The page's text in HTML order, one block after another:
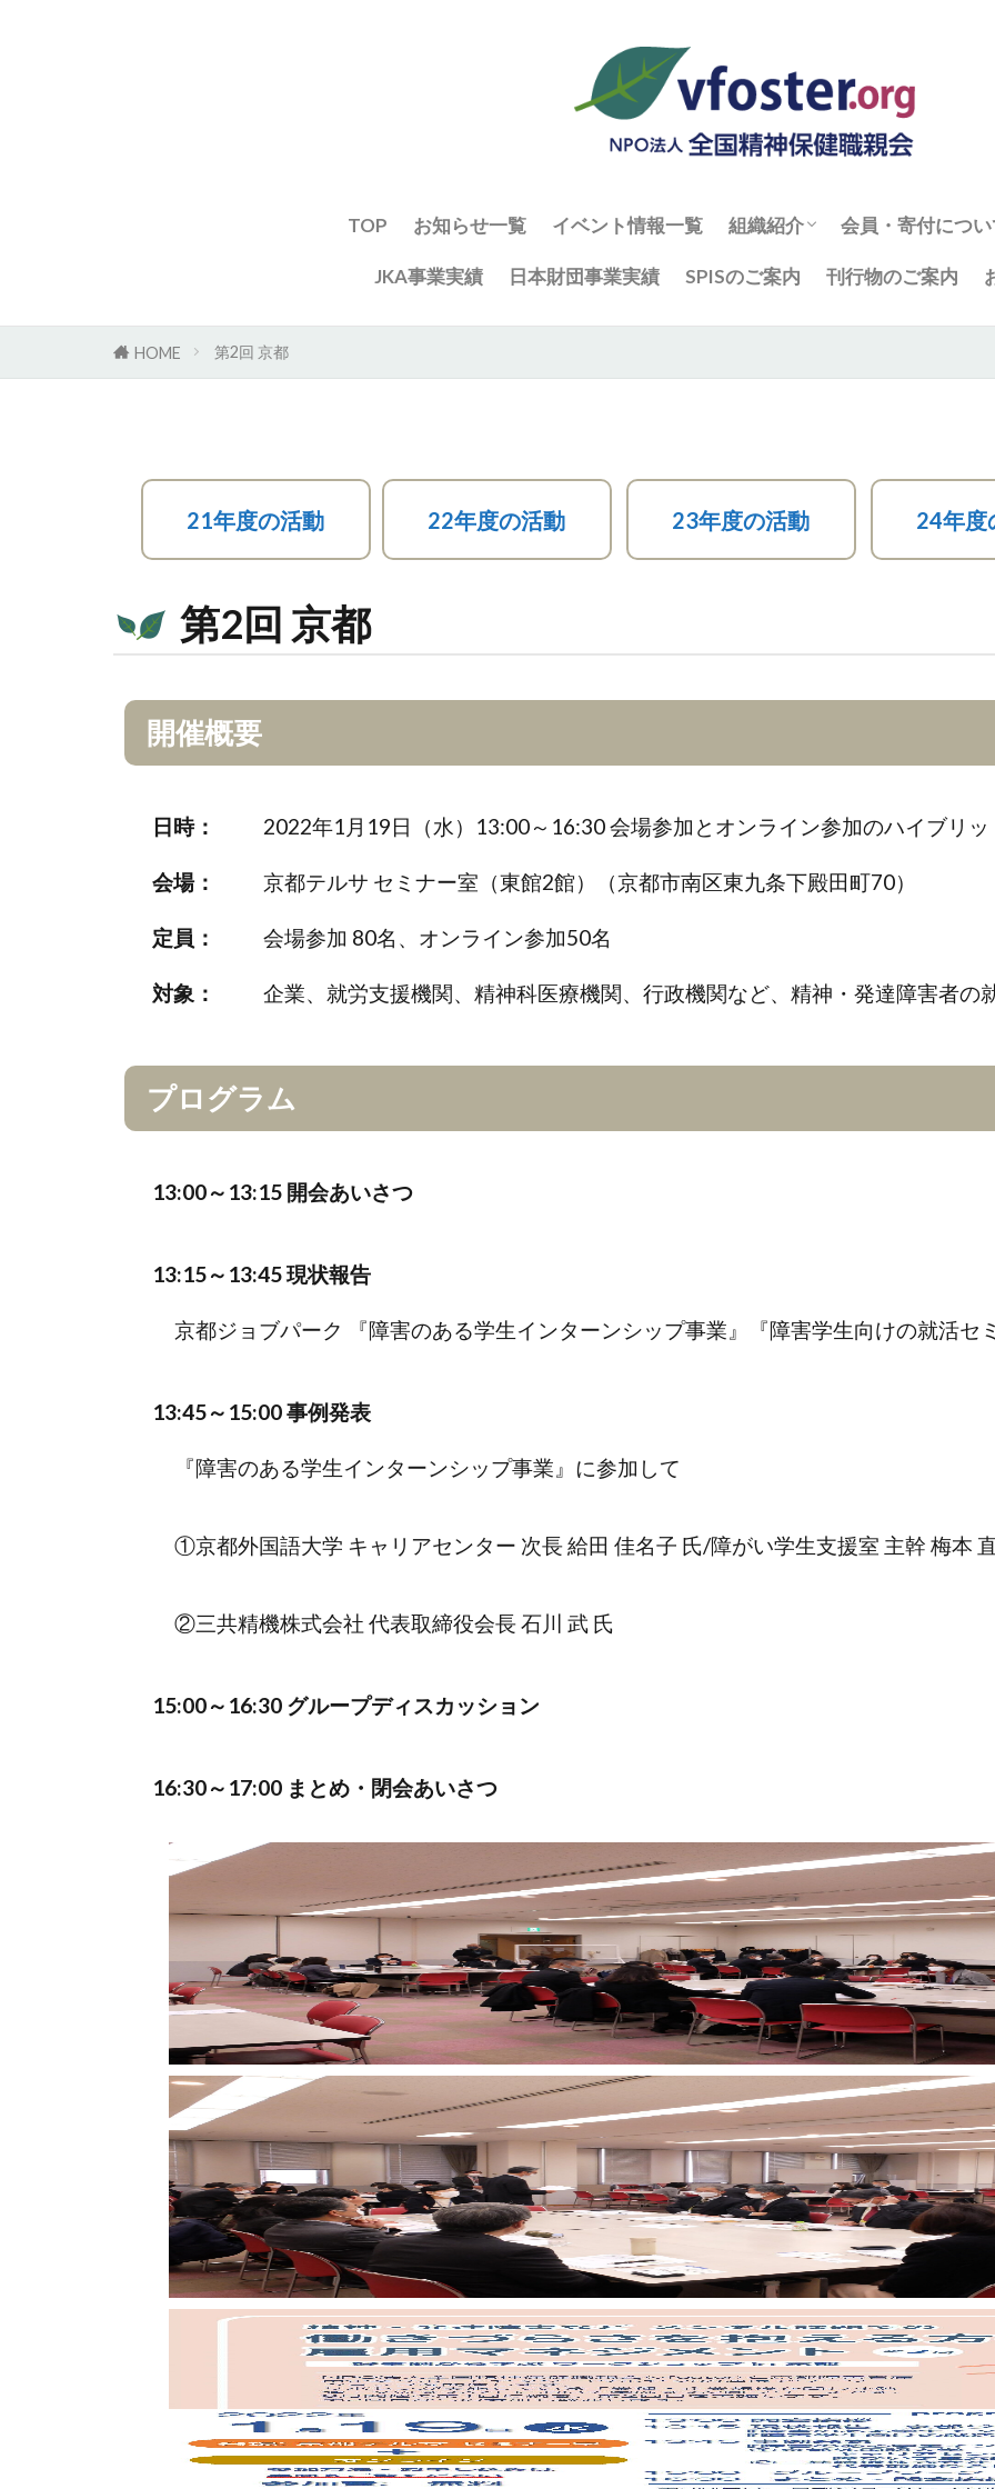
TOP お知らせ一覧 イベント情報一覧 組織紹介
組織・役員
全国精神保健職親会の概要
事業報告と活動計算書
会員・寄付につ
入会フォーム
JKA事業実績 日本財団事業実績 SPISのご案内 刊行物のご案内
HOME 第2回 京都
21年度の活動 22年度の活動 23年度の活動 24年度
第2回 京都
開催概要
日時： 2022年1月19日（水）13:00～16:30 会場参加とオンライン参加のハイブリッ
会場： 京都テルサ セミナー室（東館2館）（京都市南区東九条下殿田町70）
定員： 会場参加 80名、オンライン参加50名
対象： 企業、就労支援機関、精神科医療機関、行政機関など、精神・発達障害者の
プログラム
13:00～13:15 開会あいさつ
13:15～13:45 現状報告
京都ジョブパーク 『障害のある学生インターンシップ事業』『障害学生向けの就活セ
13:45～15:00 事例発表
『障害のある学生インターンシップ事業』に参加して
①京都外国語大学 キャリアセンター 次長 給田 佳名子 氏/障がい学生支援室 主幹 梅本
②三共精機株式会社 代表取締役会長 石川 武 氏
15:00～16:30 グループディスカッション
16:30～17:00 まとめ・閉会あいさつ